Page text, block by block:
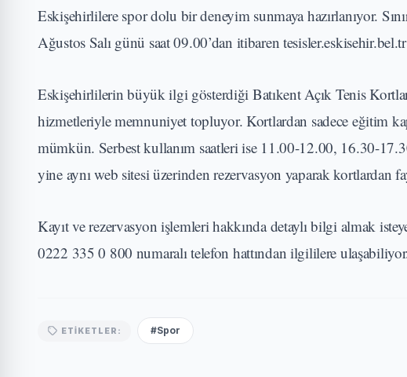
Eskişehirlilere spor dolu bir deneyim sunmaya hazırlanıyor.
Ağustos Salı günü saat 09.00’dan itibaren
Eskişehirlilerin büyük ilgi gösterdiği Batıkent Açık Tenis
hizmetleriyle memnuniyet topluyor. Kortlardan sadece eğitim
mümkün. Serbest kullanım saatleri ise 11.00-12.00, 16.30-
yine aynı web sitesi üzerinden rezervasyon yaparak kortlardan
Kayıt ve rezervasyon işlemleri hakkında detaylı bilgi almak
0222 335 0 800 numaralı telefon hattından ilgililere
ETIKETLER: #Spor